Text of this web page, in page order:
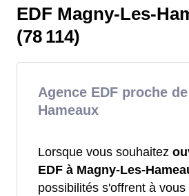
EDF Magny-Les-
(78 114)
Agence EDF proche
Hameaux
Lorsque vous souhaitez
EDF à Magny-Les-
possibilités s'offrent à